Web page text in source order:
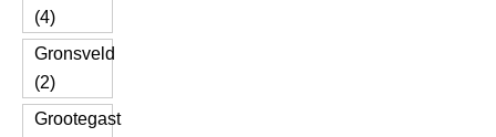
(4)
Gronsveld
(2)
Grootegast